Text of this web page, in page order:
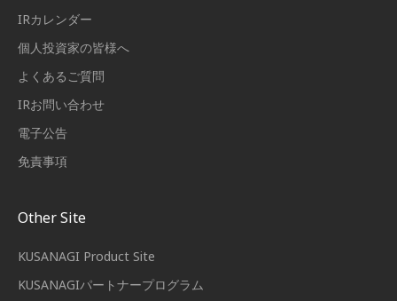
IRカレンダー
個人投資家の皆様へ
よくあるご質問
IRお問い合わせ
電子公告
免責事項
Other Site
KUSANAGI Product Site
KUSANAGIパートナープログラム